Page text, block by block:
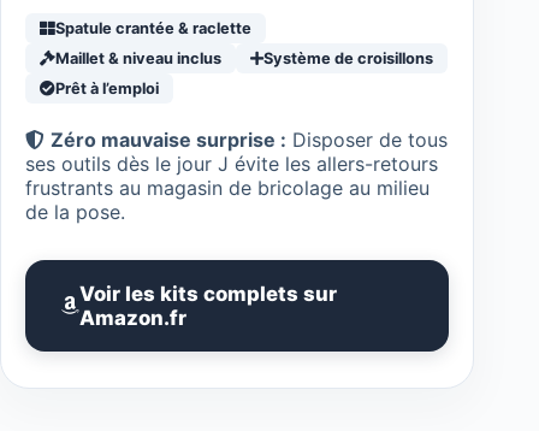
Spatule crantée & raclette
Maillet & niveau inclus
Système de croisillons
Prêt à l’emploi
Zéro mauvaise surprise : Disposer de tous
ses outils dès le jour J évite les allers-retours
frustrants au magasin de bricolage au milieu
de la pose.
Voir les kits complets sur
Amazon.fr